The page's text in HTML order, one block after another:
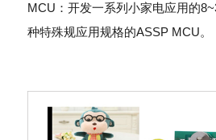
MCU：开发一系列小家电应用的
种特殊规应用规格的ASSP MCU。